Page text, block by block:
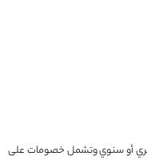
أو سنوي وتشمل خصومات على